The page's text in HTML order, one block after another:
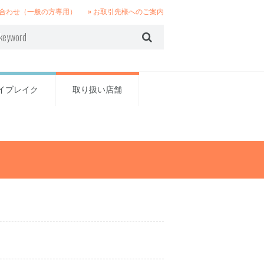
わせ（一般の方専用） » お取引先様へのご案内
ブレイク 取り扱い店舗